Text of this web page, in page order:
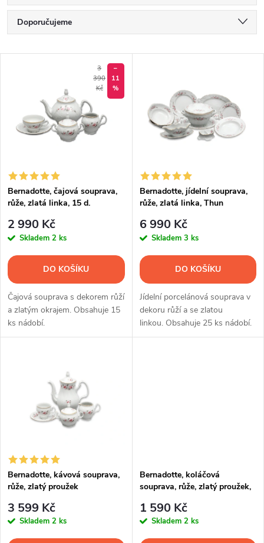
Ř
a
n
í
p
r
o
d
u
Doporučujeme
Nejprodávanější
Abecedně
p
s
p
r
o
d
u
3
390
Kč
–
11
%
Bernadotte, čajová souprava,
růže, zlatá linka, 15 d.
2 990 Kč
Skladem 2 ks
DO KOŠÍKU
Čajová souprava s dekorem růží
a zlatým okrajem. Obsahuje 15
ks nádobí.
Bernadotte, jídelní souprava,
růže, zlatá linka, Thun
6 990 Kč
Skladem 3 ks
DO KOŠÍKU
Jídelní porcelánová souprava v
dekoru růží a se zlatou
linkou. Obsahuje 25 ks nádobí.
Bernadotte, kávová souprava,
růže, zlatý proužek
3 599 Kč
Skladem 2 ks
Bernadotte, koláčová
souprava, růže, zlatý proužek,
1 590 Kč
Skladem 2 ks